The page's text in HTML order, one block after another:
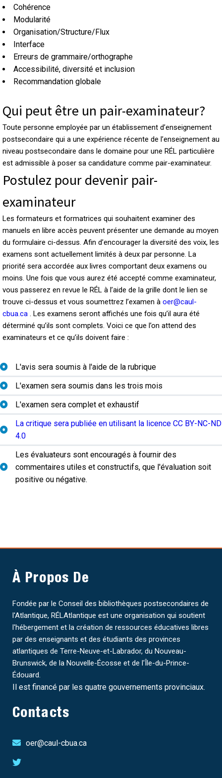
Cohérence
Modularité
Organisation/Structure/Flux
Interface
Erreurs de grammaire/orthographe
Accessibilité, diversité et inclusion
Recommandation globale
Qui peut être un pair-examinateur?
Toute personne employée par un établissement d’enseignement
postsecondaire qui a une expérience récente de l’enseignement au
niveau postsecondaire dans le domaine pour une RÉL particulière
est admissible à poser sa candidature comme pair-examinateur.
Postulez pour devenir pair-
examinateur
Les formateurs et formatrices qui souhaitent examiner des
manuels en libre accès peuvent présenter une demande au moyen
du formulaire ci-dessus. Afin d’encourager la diversité des voix, les
examens sont actuellement limités à deux par personne. La
priorité sera accordée aux livres comportant deux examens ou
moins. Une fois que vous aurez été accepté comme examinateur,
vous passerez en revue le RÉL à l’aide de la grille dont le lien se
trouve ci-dessus et vous soumettrez l’examen à oer@caul-
cbua.ca . Les examens seront affichés une fois qu’il aura été
déterminé qu’ils sont complets. Voici ce que l’on attend des
examinateurs et ce qu’ils doivent faire :
L'avis sera soumis à l'aide de la rubrique
L'examen sera soumis dans les trois mois
L'examen sera complet et exhaustif
La critique sera publiée en utilisant la licence CC BY-NC-ND
4.0
Les évaluateurs sont encouragés à fournir des
commentaires utiles et constructifs, que l'évaluation soit
positive ou négative.
À Propos De
Fondée par le Conseil des bibliothèques postsecondaires de
l'Atlantique, RÉLAtlantique est une organisation qui soutient
l'hébergement et la création de ressources éducatives libres
par des enseignants et des étudiants des provinces
atlantiques de Terre-Neuve-et-Labrador, du Nouveau-
Brunswick, de la Nouvelle-Écosse et de l'Île-du-Prince-
Édouard.
Il est financé par les quatre gouvernements provinciaux.
Contacts
oer@caul-cbua.ca